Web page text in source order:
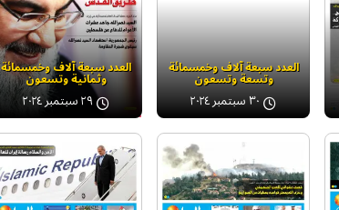
العدد سبعة آلاف وخمسمائة
وتسعة وتسعون
٣٠ سبتمبر ٢٠٢٤
العدد سبعة آلاف وخمسمائة
وثمانية وتسعون
٢٩ سبتمبر ٢٠٢٤